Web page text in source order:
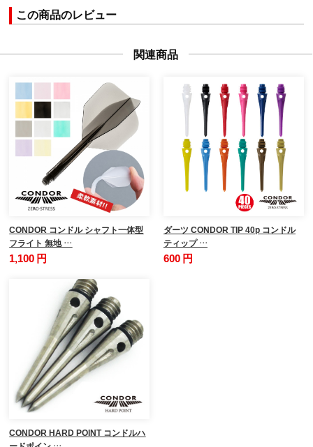
この商品のレビュー
関連商品
CONDOR コンドル シャフト一体型
フライト 無地 …
1,100 円
ダーツ CONDOR TIP 40p コンドル
ティップ …
600 円
CONDOR HARD POINT コンドルハ